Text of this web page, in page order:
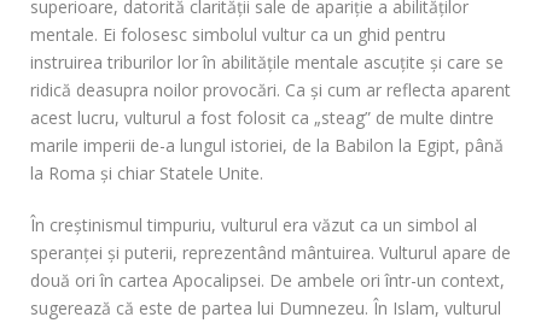
superioare, datorită clarității sale de apariție a abilităților
mentale. Ei folosesc simbolul vultur ca un ghid pentru
instruirea triburilor lor în abilitățile mentale ascuțite și care se
ridică deasupra noilor provocări. Ca și cum ar reflecta aparent
acest lucru, vulturul a fost folosit ca „steag” de multe dintre
marile imperii de-a lungul istoriei, de la Babilon la Egipt, până
la Roma și chiar Statele Unite.
În creștinismul timpuriu, vulturul era văzut ca un simbol al
speranței și puterii, reprezentând mântuirea. Vulturul apare de
două ori în cartea Apocalipsei. De ambele ori într-un context,
sugerează că este de partea lui Dumnezeu. În Islam, vulturul